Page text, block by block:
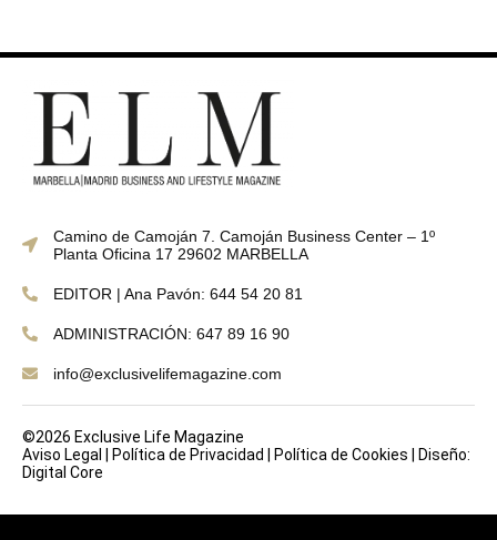
Camino de Camoján 7. Camoján Business Center – 1º
Planta Oficina 17 29602 MARBELLA
EDITOR | Ana Pavón: 644 54 20 81
ADMINISTRACIÓN: 647 89 16 90
info@exclusivelifemagazine.com
©2026 Exclusive Life Magazine
Aviso Legal
Política de Privacidad Política de Cookies
Diseño:
Digital Core